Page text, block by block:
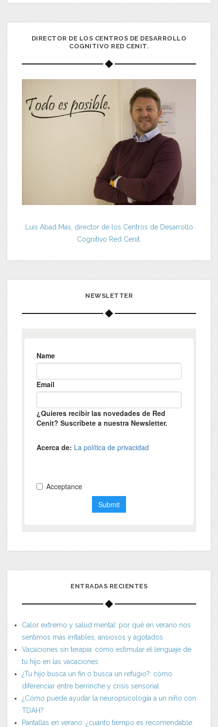
DIRECTOR DE LOS CENTROS DE DESARROLLO
COGNITIVO RED CENIT.
Luis Abad Más, director de los Centros de Desarrollo
Cognitivo Red Cenit.
NEWSLETTER
ENTRADAS RECIENTES
Calor extremo y salud mental: por qué en verano nos
sentimos más irritables, ansiosos y agotados
Vacaciones sin terapia: cómo estimular el lenguaje de
tu hijo en las vacaciones
¿Tu hijo busca un fin o busca un refugio?: cómo
diferenciar entre berrinche y crisis sensorial
¿Cómo puede ayudar la neuropsicología a un niño con
TDAH?
Pantallas en verano: ¿cuánto tiempo es recomendable